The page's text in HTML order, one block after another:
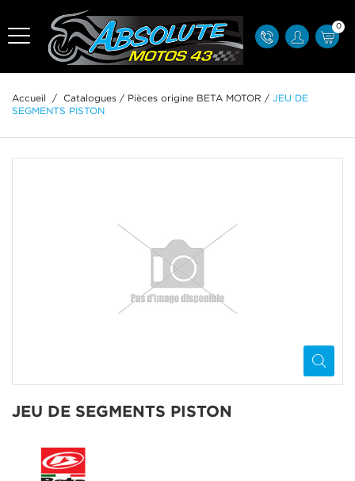
0
Accueil / Catalogues / Pièces origine BETA MOTOR / JEU DE
SEGMENTS PISTON
JEU DE SEGMENTS PISTON